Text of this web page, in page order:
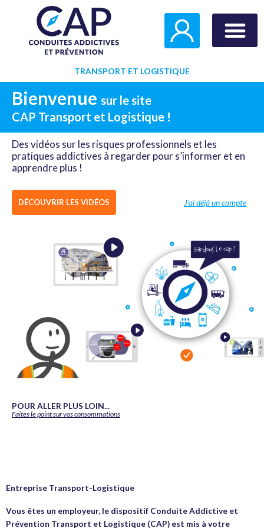
TRANSPORT ET LOGISTIQUE
Bienvenue sur le site
CAP Transport et Logistique !
Des vidéos sur les risques professionnels et les
pratiques addictives à regarder pour s’informer et en
apprendre plus !
DÉCOUVRIR LES VIDÉOS J'ai déjà un compte
POUR ALLER PLUS LOIN...
Faites le point sur vos consommations
Entreprise Transport-Logistique
Vous êtes un employeur, le dispositif Conduite Addictive et
Prévention Transport et Logistique (CAP) est mis à votre